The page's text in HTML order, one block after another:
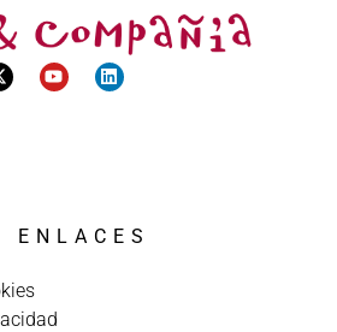
ENLACES